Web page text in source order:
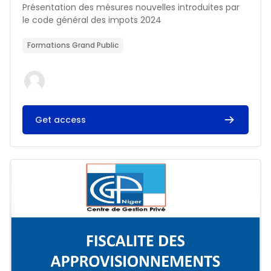
Résumé du cours :
Présentation des mésures nouvelles introduites par
le code général des impots 2024
Formations Grand Public
Get access
Image du cours FISCALITE DES APPROVISIONNEMENTS